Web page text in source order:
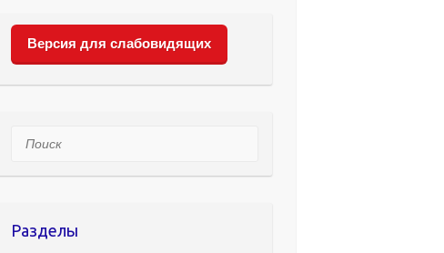
Версия для слабовидящих
Поиск
Разделы